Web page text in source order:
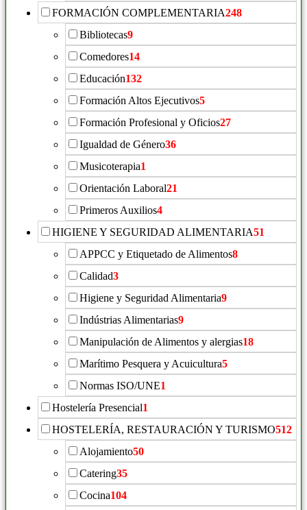
FORMACIÓN COMPLEMENTARIA248
Bibliotecas9
Comedores14
Educación132
Formación Altos Ejecutivos5
Formación Profesional y Oficios27
Igualdad de Género36
Musicoterapia1
Orientación Laboral21
Primeros Auxilios4
HIGIENE Y SEGURIDAD ALIMENTARIA51
APPCC y Etiquetado de Alimentos8
Calidad3
Higiene y Seguridad Alimentaria9
Indústrias Alimentarias9
Manipulación de Alimentos y alergias18
Marítimo Pesquera y Acuicultura5
Normas ISO/UNE1
Hostelería Presencial1
HOSTELERÍA, RESTAURACIÓN Y TURISMO512
Alojamiento50
Catering35
Cocina104